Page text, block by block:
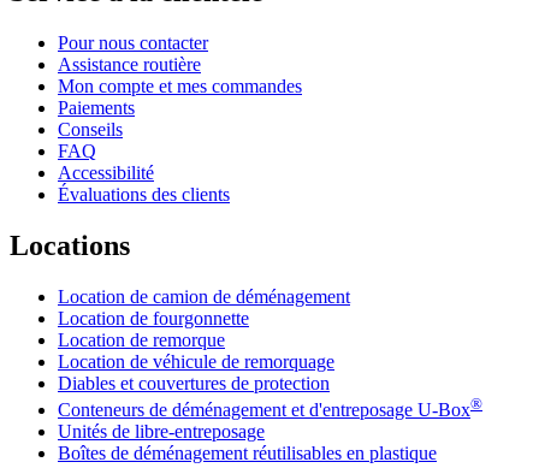
Pour nous contacter
Assistance routière
Mon compte et mes commandes
Paiements
Conseils
FAQ
Accessibilité
Évaluations des clients
Locations
Location de camion de déménagement
Location de fourgonnette
Location de remorque
Location de véhicule de remorquage
Diables et couvertures de protection
Conteneurs de déménagement et d'entreposage U-Box®
Unités de libre-entreposage
Boîtes de déménagement réutilisables en plastique